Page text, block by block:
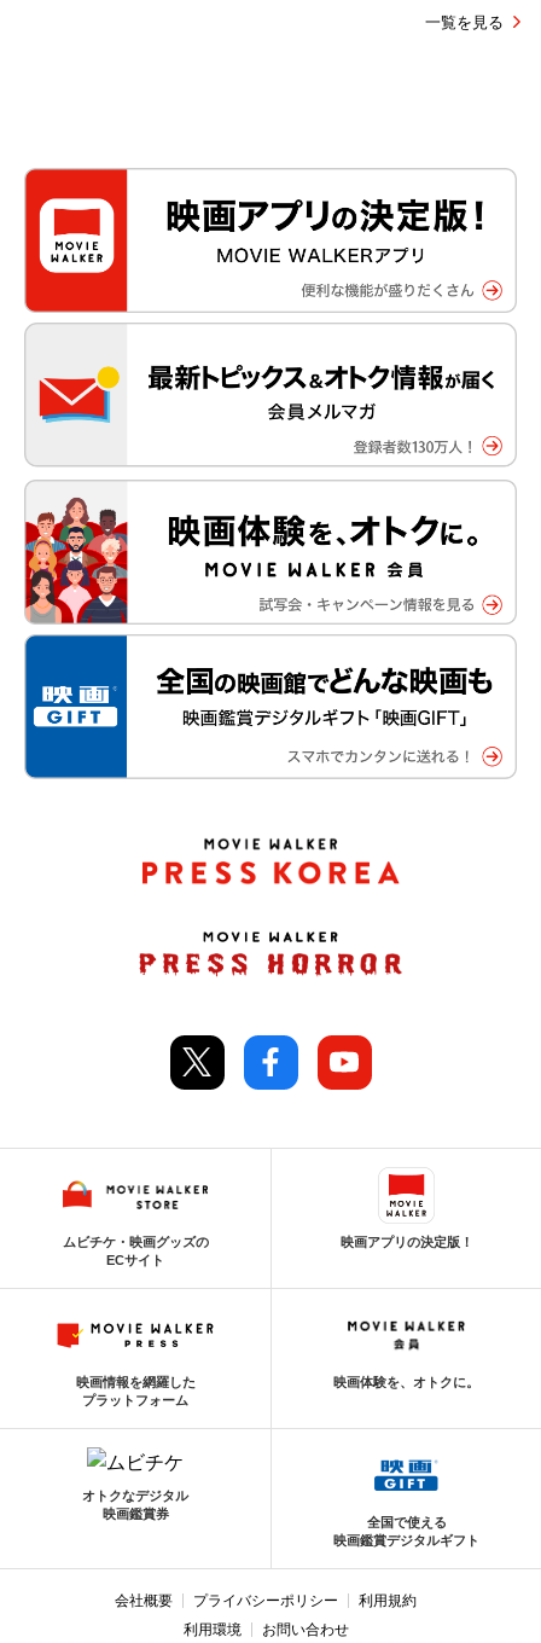
一覧を見る
ムビチケ・映画グッズの
ECサイト
映画アプリの決定版！
映画情報を網羅した
プラットフォーム
映画体験を、オトクに。
オトクなデジタル
映画鑑賞券
全国で使える
映画鑑賞デジタルギフト
会社概要 プライバシーポリシー
利用規約
利用環境
お問い合わせ